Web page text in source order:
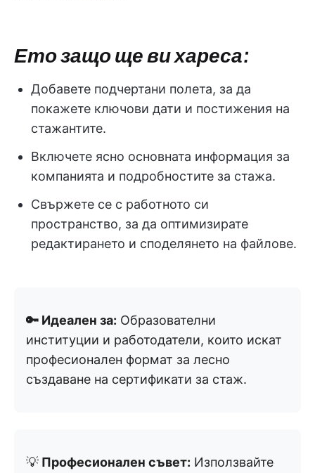
Ето защо ще ви хареса:
Добавете подчертани полета, за да
покажете ключови дати и постижения на
стажантите.
Включете ясно основната информация за
компанията и подробностите за стажа.
Свържете се с работното си
пространство, за да оптимизирате
редактирането и споделянето на файлове.
🔑 Идеален за: Образователни
институции и работодатели, които искат
професионален формат за лесно
създаване на сертификати за стаж.
💡 Професионален съвет: Използвайте